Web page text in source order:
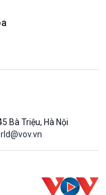
Bà Triệu, Hà Nội